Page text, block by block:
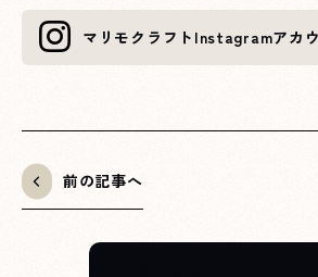
XXXへページ遷移します。
マリモクラフト Instagramアカ
前の記事へ